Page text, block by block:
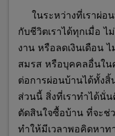
ในระหว่างที่เราผ่อ
กับชีวิตเราได้ทุกเมื่อ ไ
งาน หรือลดเงินเดือน ไ
สมรส หรือบุคคลอื่นใน
ต่อการผ่อนบ้านได้ทั้งสิ้
ส่วนนี้ สิ่งที่เราทำได้นั่น
ตัดสินใจซื้อบ้าน ที่จะช่
ทำให้มีเวลาพอคิดหาท